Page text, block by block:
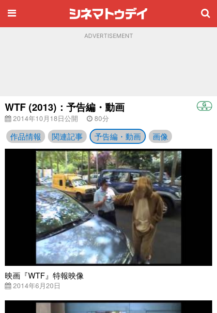
ADVERTISEMENT
WTF (2013)：予告編・動画
2014年10月18日公開 80分
作品情報 関連記事 予告編・動画 画像
映画『WTF』特報映像
2014年6月20日